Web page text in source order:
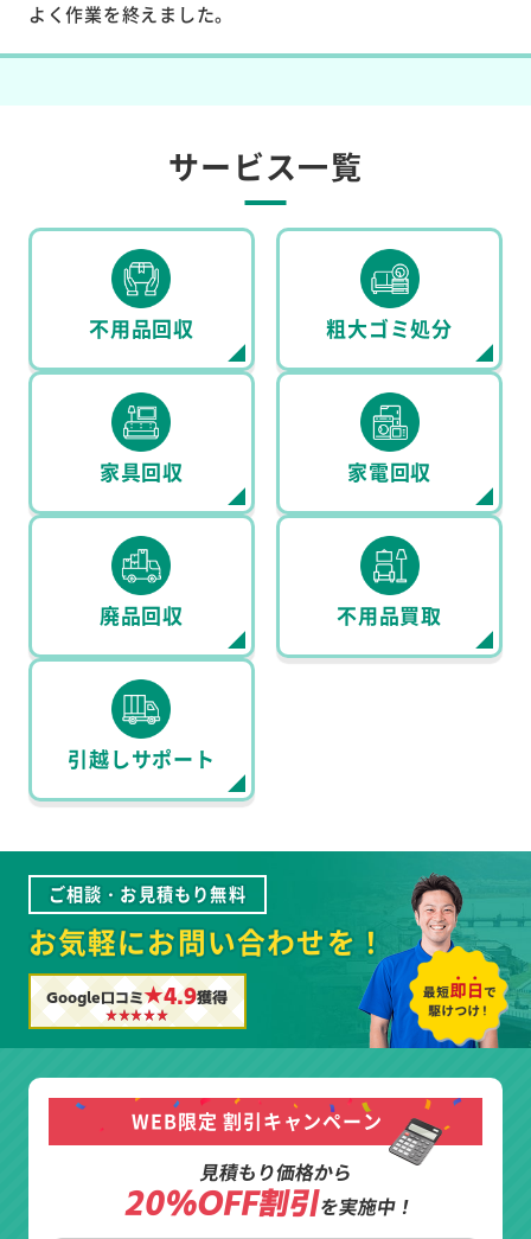
よく作業を終えました。
サービス一覧
不用品回収 粗大ゴミ処分
家具回収 家電回収
廃品回収 不用品買取
引越しサポート
ご相談・お見積もり無料
お気軽にお問い合わせを！
Google口コミ★4.9獲得
WEB限定 割引キャンペーン
見積もり価格から
20%OFF割引を実施中！